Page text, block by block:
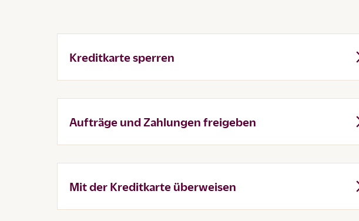
Kreditkarte sperren
Aufträge und Zahlungen freigeben
Mit der Kreditkarte überweisen